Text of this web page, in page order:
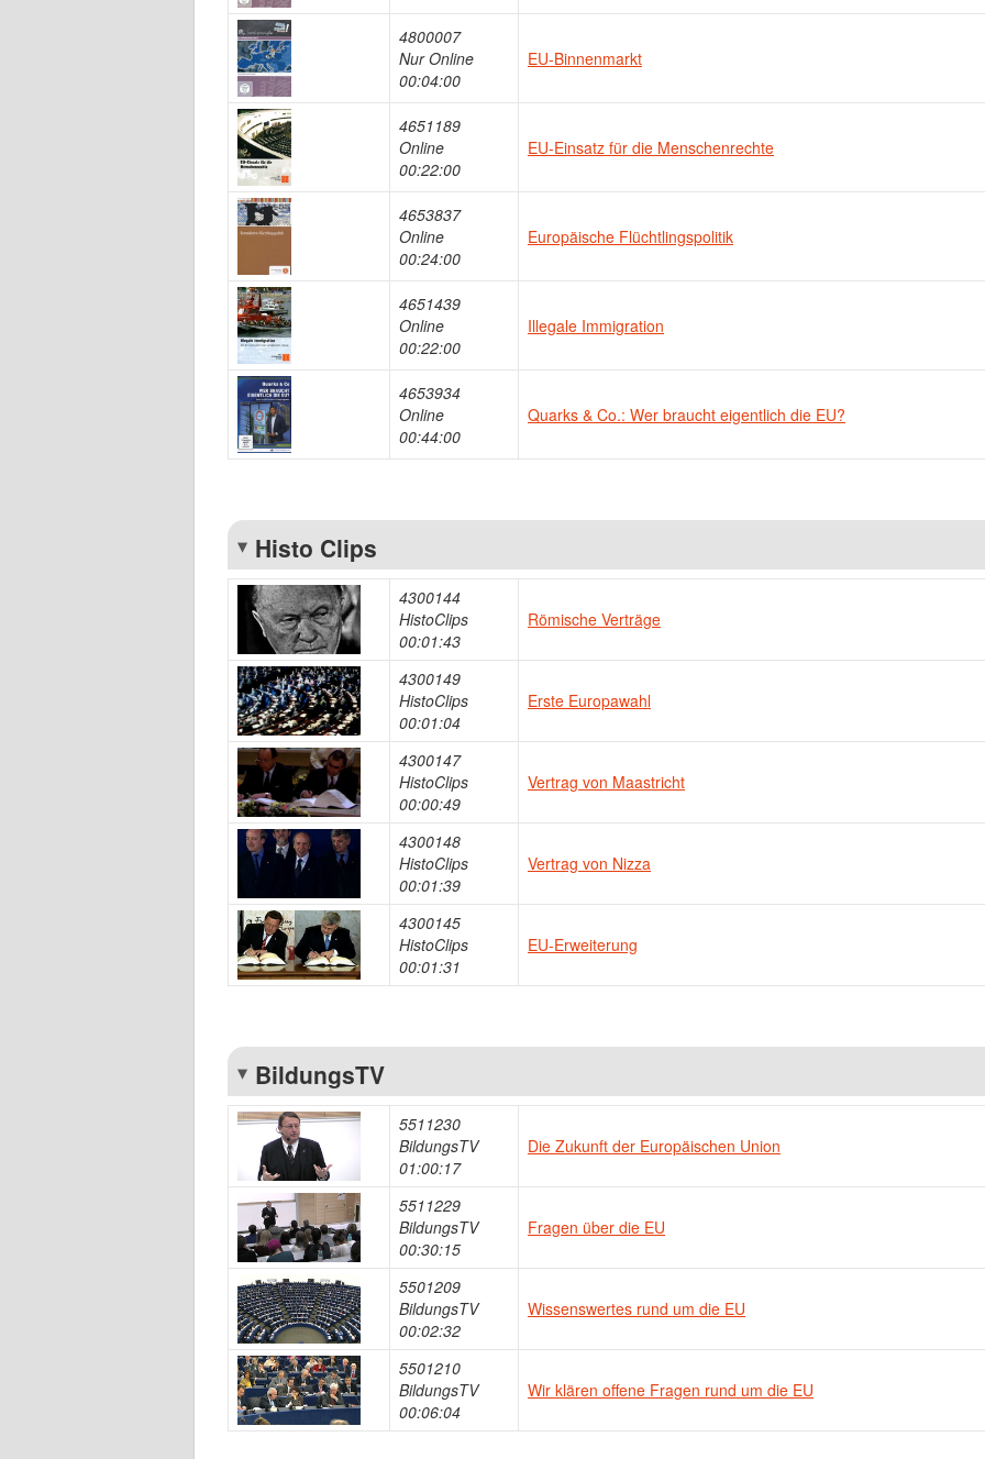
4800007
Nur Online
00:04:00
EU-Binnenmarkt
4651189
Online
00:22:00
EU-Einsatz für die Menschenrechte
4653837
Online
00:24:00
Europäische Flüchtlingspolitik
4651439
Online
00:22:00
Illegale Immigration
4653934
Online
00:44:00
Quarks & Co.: Wer braucht eigentlich die EU?
Histo Clips
4300144
HistoClips
00:01:43
Römische Verträge
4300149
HistoClips
00:01:04
Erste Europawahl
4300147
HistoClips
00:00:49
Vertrag von Maastricht
4300148
HistoClips
00:01:39
Vertrag von Nizza
4300145
HistoClips
00:01:31
EU-Erweiterung
BildungsTV
5511230
BildungsTV
01:00:17
Die Zukunft der Europäischen Union
5511229
BildungsTV
00:30:15
Fragen über die EU
5501209
BildungsTV
00:02:32
Wissenswertes rund um die EU
5501210
BildungsTV
00:06:04
Wir klären offene Fragen rund um die EU